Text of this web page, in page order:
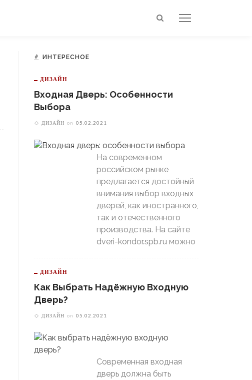
ИНТЕРЕСНОЕ
ДИЗАЙН
Входная Дверь: Особенности
Выбора
ДИЗАЙН on 05.02.2021
На современном
российском рынке
предлагается достойный
внимания выбор входных
дверей, как иностранного,
так и отечественного
производства. На сайте
dveri-kondor.spb.ru можно
ДИЗАЙН
Как Выбрать Надёжную Входную
Дверь?
ДИЗАЙН on 05.02.2021
Современная входная
дверь должна быть